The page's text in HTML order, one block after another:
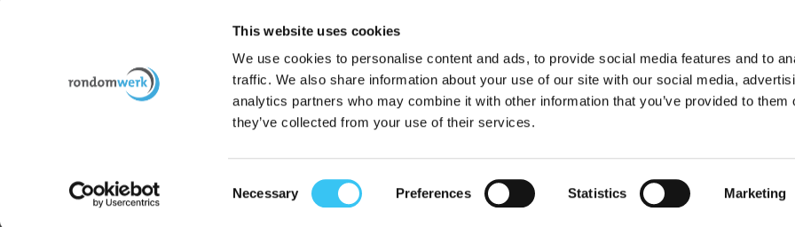
This website uses cookies
We use cookies to personalise content and ads, to provide social media features and to
traffic. We also share information about your use of our site with our social media,
analytics partners who may combine it with other information that you’ve provided to them
they’ve collected from your use of their services.
Selection
Necessary Preferences Statistics Marketing
Google maps route
Re-integratiebureau RondomWerk Sitemap Cookies Privacybeleid Klachtenbeleid Algemene voorwaarden